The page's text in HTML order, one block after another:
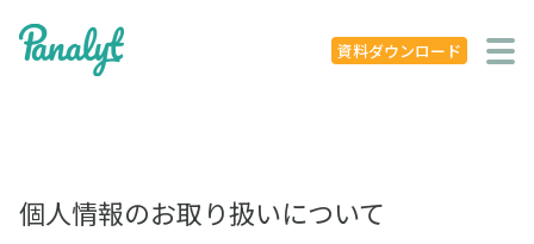
資料ダウンロード
システム特徴
学ぶ
個人情報のお取り扱いについて